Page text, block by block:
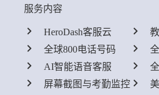
服务内容
HeroDash客服云
全球800电话号码
AI智能语音客服
屏幕截图与考勤监控